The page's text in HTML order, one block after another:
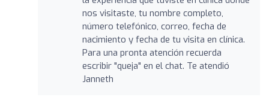
nos visitaste, tu nombre completo,
número telefónico, correo, fecha de
nacimiento y fecha de tu visita en clínica.
Para una pronta atención recuerda
escribir "queja" en el chat. Te atendió
Janneth